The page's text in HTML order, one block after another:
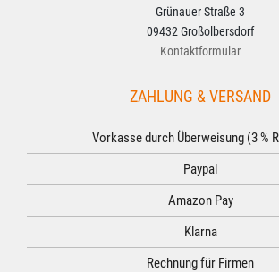
Grünauer Straße 3
09432 Großolbersdorf
Kontaktformular
ZAHLUNG & VERSAND
Vorkasse durch Überweisung (3 %
Paypal
Amazon Pay
Klarna
Rechnung für Firmen